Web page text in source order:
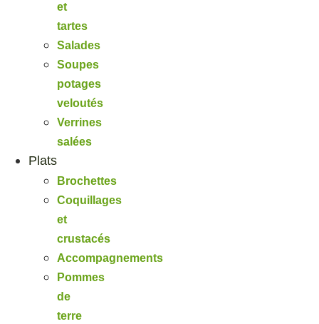
et
tartes
Salades
Soupes
potages
veloutés
Verrines
salées
Plats
Brochettes
Coquillages
et
crustacés
Accompagnements
Pommes
de
terre